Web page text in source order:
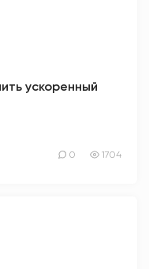
ускоренный
0 1704